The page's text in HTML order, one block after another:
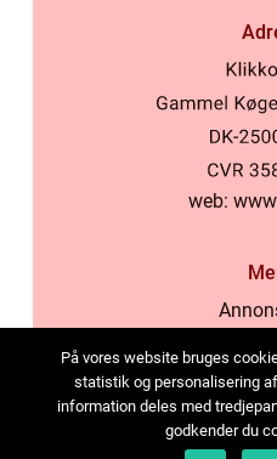
web:
På vores website bruges
statistik og personalisering
information deles med
godkender du